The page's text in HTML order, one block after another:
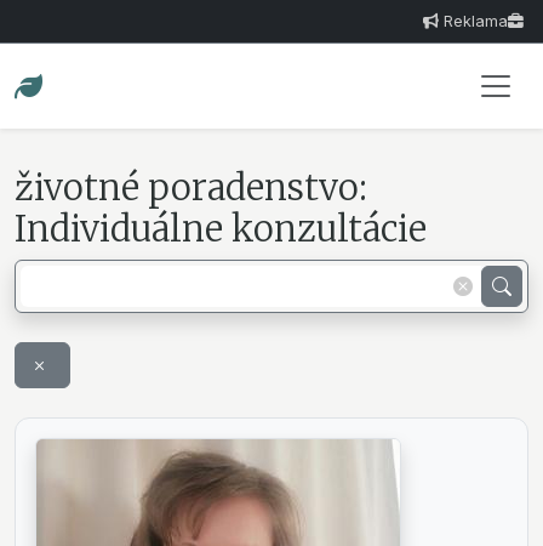
Reklama
životné poradenstvo:
Individuálne konzultácie